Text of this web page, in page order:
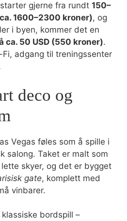
gjerne fra rundt 150–
1600–2300 kroner), og
i byen, kommer det en
ca. 50 USD (550 kroner).
adgang til treningssenter
deco og
Vegas føles som å spille i
salong. Taket er malt som
skyer, og det er bygget
gate, komplett med
vinbarer.
bordspill –